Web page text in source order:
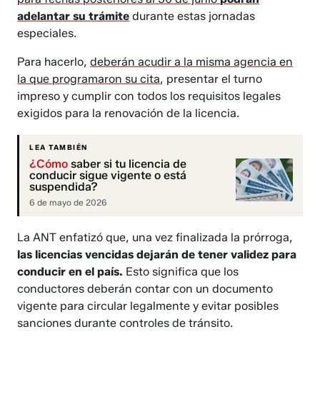
adelantar su trámite durante estas jornadas
especiales.
Para hacerlo,deberán acudir a la misma agencia en
la que programaron su cita, presentar el turno
impreso y cumplir con todos los requisitos legales
exigidos para la renovación de la licencia.
LEA TAMBIÉN
¿Cómo saber si tu licencia de
conducir sigue vigente o está
suspendida?
6 de mayo de 2026
La ANT enfatizó que, una vez finalizada la prórroga,
las licencias vencidas dejarán de tener validez para
conducir en el país. Esto significa que los
conductores deberán contar con un documento
vigente para circular legalmente y evitar posibles
sanciones durante controles de tránsito.